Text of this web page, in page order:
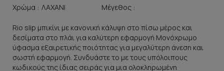
Χρώμα :
Μέγεθος :
Rio slip μπικίνι με κανονική κάλυψη στο πίσω μέρος και
δεσίματα στο πλάι για καλύτερη εφαρμογή Moνόχρωμο
ύφασμα εξαιρετικής ποιότητας για μεγαλύτερη άνεση και
σωστή εφαρμογή. Συνδυάστε το με τους υπόλοιπους
κωδικούς της ίδιας σειράς για μια ολοκληρωμένη